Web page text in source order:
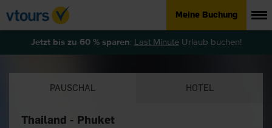
Meine Buchung
Jetzt bis zu 60 % sparen: Last MinuteUrlaub buchen!
PAUSCHAL HOTEL
Thailand - Phuket